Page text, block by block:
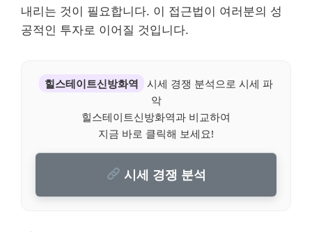
내리는 것이 필요합니다. 이 접근법이 여러분의 성
공적인 투자로 이어질 것입니다.
힐스테이트신방화역
시세 경쟁 분석으로 시세 파
악
힐스테이트신방화역과 비교하여
지금 바로 클릭해 보세요!
시세 경쟁 분석